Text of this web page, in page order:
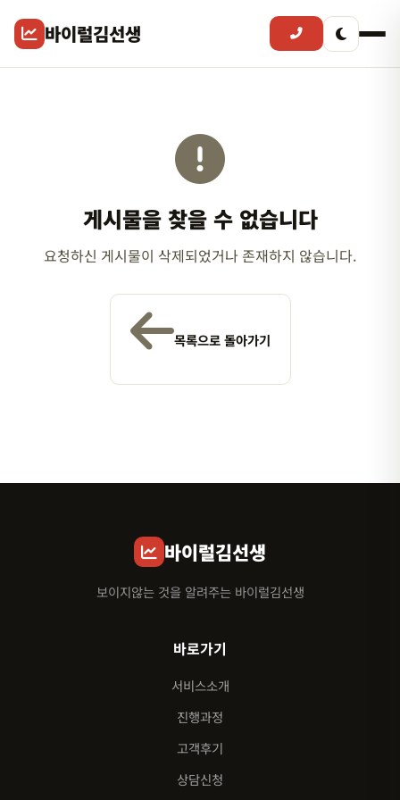
바이럴김선생
게시물을 찾을 수 없습니다
요청하신 게시물이 삭제되었거나 존재하지 않습니다.
목록으로 돌아가기
바이럴김선생
보이지않는 것을 알려주는 바이럴김선생
바로가기
서비스소개
진행과정
고객후기
상담신청